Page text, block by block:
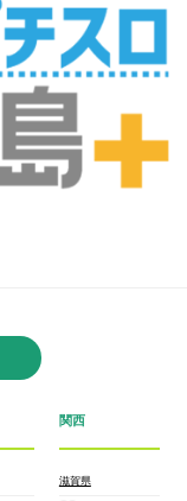
関西
滋賀県